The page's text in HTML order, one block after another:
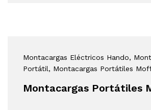
Montacargas Eléctricos Hando,
Portátil, Montacargas Portátiles
Montacargas Portátiles